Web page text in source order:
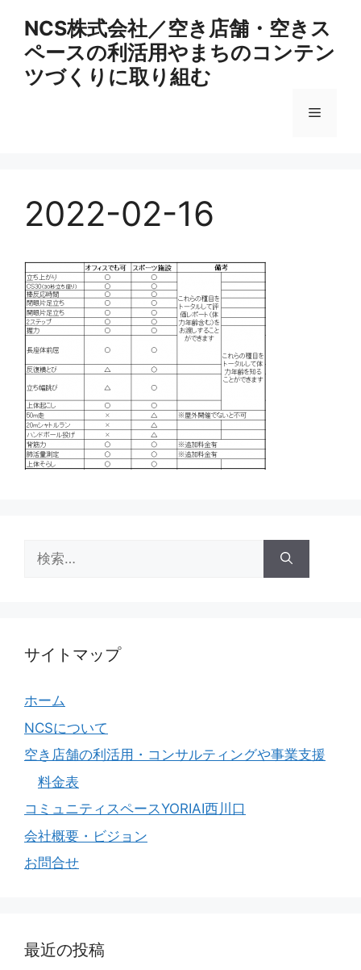
NCS株式会社／空き店舗・空きス
ペースの利活用やまちのコンテン
ツづくりに取り組む
メ
2022-02-16
索:
サイトマップ
ホーム
NCSについて
空き店舗の利活用・コンサルティングや事業支援
料金表
コミュニティスペースYORIAI西川口
会社概要・ビジョン
お問合せ
最近の投稿